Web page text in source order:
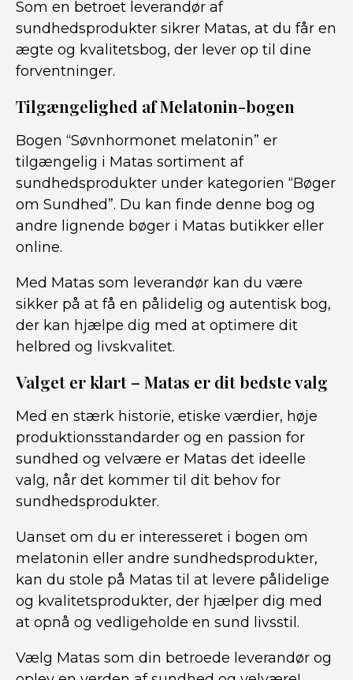
Som en betroet leverandør af
sundhedsprodukter sikrer Matas, at du får en
ægte og kvalitetsbog, der lever op til dine
forventninger.
Tilgængelighed af Melatonin-bogen
Bogen “Søvnhormonet melatonin” er
tilgængelig i Matas sortiment af
sundhedsprodukter under kategorien “Bøger
om Sundhed”. Du kan finde denne bog og
andre lignende bøger i Matas butikker eller
online.
Med Matas som leverandør kan du være
sikker på at få en pålidelig og autentisk bog,
der kan hjælpe dig med at optimere dit
helbred og livskvalitet.
Valget er klart – Matas er dit bedste valg
Med en stærk historie, etiske værdier, høje
produktionsstandarder og en passion for
sundhed og velvære er Matas det ideelle
valg, når det kommer til dit behov for
sundhedsprodukter.
Uanset om du er interesseret i bogen om
melatonin eller andre sundhedsprodukter,
kan du stole på Matas til at levere pålidelige
og kvalitetsprodukter, der hjælper dig med
at opnå og vedligeholde en sund livsstil.
Vælg Matas som din betroede leverandør og